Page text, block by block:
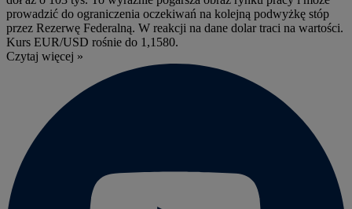
prowadzić do ograniczenia oczekiwań na kolejną podwyżkę stóp
przez Rezerwę Federalną. W reakcji na dane dolar traci na wartości.
Kurs EUR/USD rośnie do 1,1580.
Czytaj więcej »